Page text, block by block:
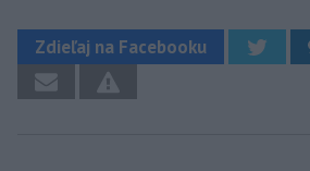
Zdieľaj na Facebooku